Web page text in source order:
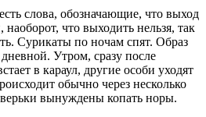
слова, обозначающие, что выход
что выходить нельзя, так
Сурикаты по ночам спят. Образ
Утром, сразу после
в караул, другие особи уходят
обычно через несколько
вынуждены копать норы.